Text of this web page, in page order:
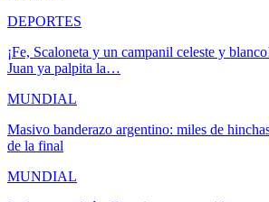
DEPORTES
¡Fe, Scaloneta y un campanil celeste y
Juan ya palpita la…
MUNDIAL
Masivo banderazo argentino: miles de
de la final
MUNDIAL